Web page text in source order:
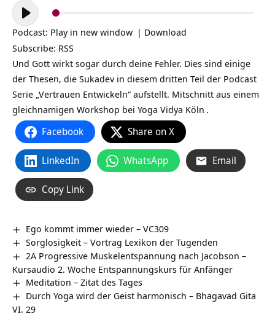
Audio-
Player
Podcast: Play in new window | Download
Subscribe: RSS
Und Gott wirkt sogar durch deine Fehler. Dies sind einige
der Thesen, die Sukadev in diesem dritten Teil der Podcast
Serie „Vertrauen Entwickeln“ aufstellt. Mitschnitt aus einem
gleichnamigen Workshop bei Yoga Vidya Köln .
Facebook Share on X
LinkedIn WhatsApp Email
Copy Link
Ego kommt immer wieder – VC309
Sorglosigkeit – Vortrag Lexikon der Tugenden
2A Progressive Muskelentspannung nach Jacobson –
Kursaudio 2. Woche Entspannungskurs für Anfänger
Meditation – Zitat des Tages
Durch Yoga wird der Geist harmonisch – Bhagavad Gita
VI. 29